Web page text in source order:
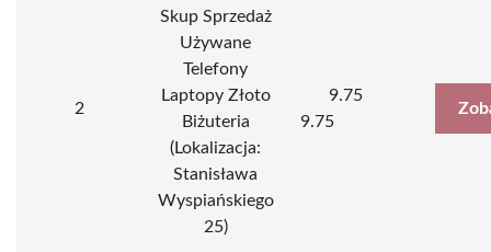
2
Skup Sprzedaż
Używane
Telefony
Laptopy Złoto
Biżuteria
(Lokalizacja:
Stanisława
Wyspiańskiego
25)
9.75
9.75